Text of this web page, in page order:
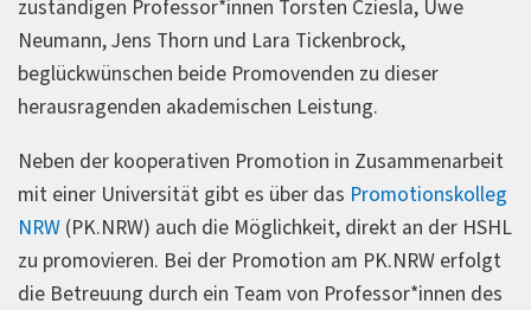
zuständigen Professor*innen Torsten Cziesla, Uwe
Neumann, Jens Thorn und Lara Tickenbrock,
beglückwünschen beide Promovenden zu dieser
herausragenden akademischen Leistung.
Neben der kooperativen Promotion in Zusammenarbeit
mit einer Universität gibt es über das Promotionskolleg
NRW (PK.NRW) auch die Möglichkeit, direkt an der HSHL
zu promovieren. Bei der Promotion am PK.NRW erfolgt
die Betreuung durch ein Team von Professor*innen des